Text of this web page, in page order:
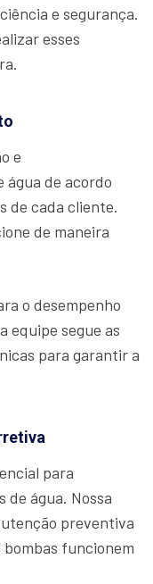
e segurança.
esses
e
água de acordo
de cada cliente.
de maneira
o desempenho
equipe segue as
para garantir a
para
de água. Nossa
preventiva
funcionem